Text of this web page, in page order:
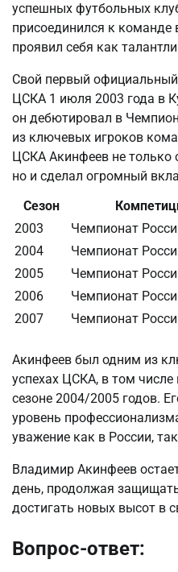
успешных футбольных
присоединился к команде
проявил себя как
Свой первый
ЦСКА 1 июля 2003 года в
он дебютировал в
из ключевых игроков
ЦСКА Акинфеев не
но и сделал огромный
Сезон
2003
Чемпионат
2004
Чемпионат
2005
Чемпионат
2006
Чемпионат
2007
Чемпионат
Акинфеев был одним из
успехах ЦСКА, в том
сезоне 2004/2005 годов.
уровень
уважение как в России,
Владимир Акинфеев
день, продолжая
достигать новых высот в
Вопрос-ответ: